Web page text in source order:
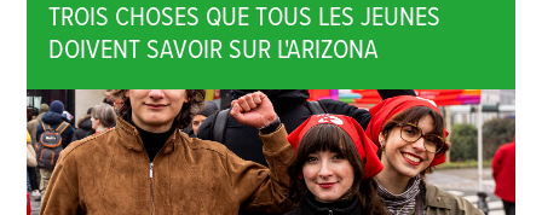
TROIS CHOSES QUE TOUS LES JEUNES
DOIVENT SAVOIR SUR L'ARIZONA